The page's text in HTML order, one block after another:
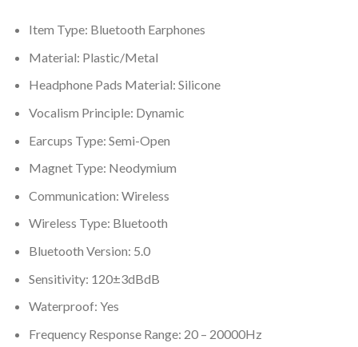
Item Type: Bluetooth Earphones
Material: Plastic/Metal
Headphone Pads Material: Silicone
Vocalism Principle: Dynamic
Earcups Type: Semi-Open
Magnet Type: Neodymium
Communication: Wireless
Wireless Type: Bluetooth
Bluetooth Version: 5.0
Sensitivity: 120±3dBdB
Waterproof: Yes
Frequency Response Range: 20 – 20000Hz